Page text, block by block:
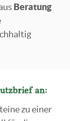
Beratung
an:
zu einer